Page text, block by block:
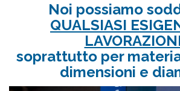
Noi possiamo
QUALSIASI
soprattutto per
dimensioni e